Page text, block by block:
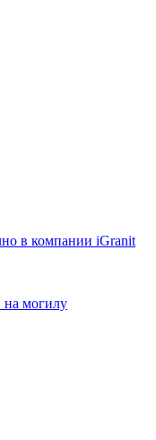
в компании iGranit
на могилу